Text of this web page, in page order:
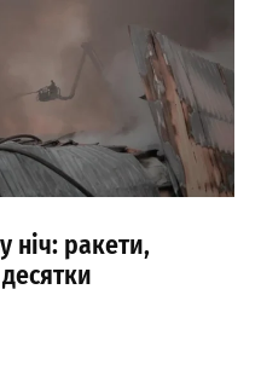
ніч: ракети,